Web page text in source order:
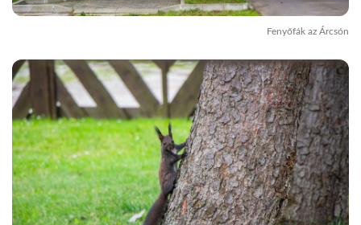
Fenyőfák az Árcsón